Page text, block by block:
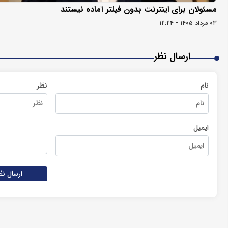
مسئولان برای اینترنت بدون فیلتر آماده نیستند
۰۳ مرداد ۱۴۰۵ - ۱۲:۲۴
ارسال نظر
نام
ایمیل
نظر
ارسال